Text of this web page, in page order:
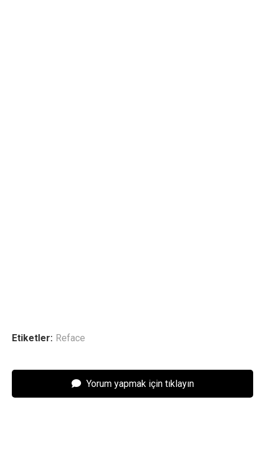
Etiketler: Reface
Yorum yapmak için tıklayın